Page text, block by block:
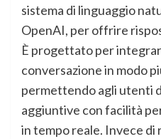
sistema di linguaggio
OpenAI, per offrire
È progettato per
conversazione in modo
permettendo agli utenti
aggiuntive con facilità
in tempo reale. Invece di